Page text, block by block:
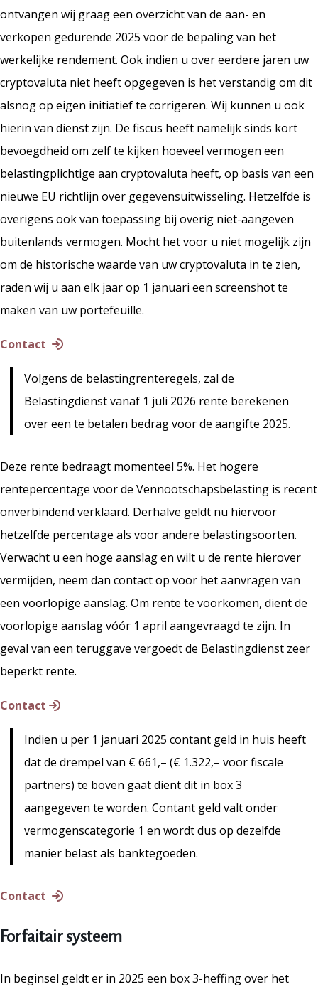
ontvangen wij graag een overzicht van de aan- en
verkopen gedurende 2025 voor de bepaling van het
werkelijke rendement. Ook indien u over eerdere jaren uw
cryptovaluta niet heeft opgegeven is het verstandig om dit
alsnog op eigen initiatief te corrigeren. Wij kunnen u ook
hierin van dienst zijn. De fiscus heeft namelijk sinds kort
bevoegdheid om zelf te kijken hoeveel vermogen een
belastingplichtige aan cryptovaluta heeft, op basis van een
nieuwe EU richtlijn over gegevensuitwisseling. Hetzelfde is
overigens ook van toepassing bij overig niet-aangeven
buitenlands vermogen. Mocht het voor u niet mogelijk zijn
om de historische waarde van uw cryptovaluta in te zien,
raden wij u aan elk jaar op 1 januari een screenshot te
maken van uw portefeuille.
Contact
Volgens de belastingrenteregels, zal de
Belastingdienst vanaf 1 juli 2026 rente berekenen
over een te betalen bedrag voor de aangifte 2025.
Deze rente bedraagt momenteel 5%. Het hogere
rentepercentage voor de Vennootschapsbelasting is recent
onverbindend verklaard. Derhalve geldt nu hiervoor
hetzelfde percentage als voor andere belastingsoorten.
Verwacht u een hoge aanslag en wilt u de rente hierover
vermijden, neem dan contact op voor het aanvragen van
een voorlopige aanslag. Om rente te voorkomen, dient de
voorlopige aanslag vóór 1 april aangevraagd te zijn. In
geval van een teruggave vergoedt de Belastingdienst zeer
beperkt rente.
Contact
Indien u per 1 januari 2025 contant geld in huis heeft
dat de drempel van € 661,– (€ 1.322,– voor fiscale
partners) te boven gaat dient dit in box 3
aangegeven te worden. Contant geld valt onder
vermogenscategorie 1 en wordt dus op dezelfde
manier belast als banktegoeden.
Contact
Forfaitair systeem
In beginsel geldt er in 2025 een box 3-heffing over het